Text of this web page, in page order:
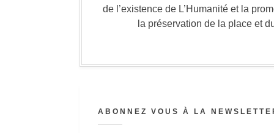
de l’existence de L’Humanité et la
la préservation de la place et
ABONNEZ VOUS À LA